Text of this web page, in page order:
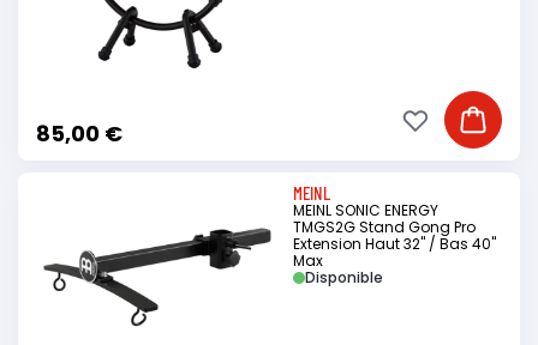
85,00 € Ajouter
Ajouter à ma
MEINL
MEINL SONIC ENERGY
TMGS2G Stand Gong Pro
Extension Haut 32" / Bas 40"
Max
Disponible